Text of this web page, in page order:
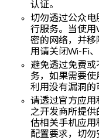
认证。
切勿透过公众
行服务。当使用
密的网络，并移
用请关闭Wi-Fi
避免透过免费
务，如果需要
利用没有漏洞的
请透过官方应用
之开发商所提
估相关手机应用
配置要求，切勿